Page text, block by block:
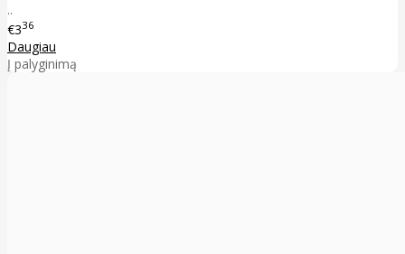
..
€336
Daugiau
Į palyginimą